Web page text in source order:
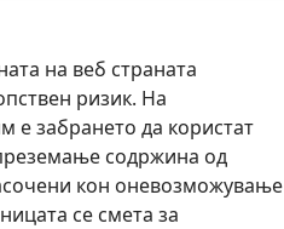
на веб страната
ризик. На
е забрането да користат
содржина од
кон оневозможување
се смета за